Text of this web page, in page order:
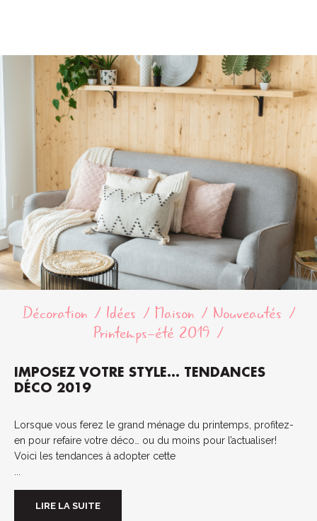
Décoration Idées Maison
Nouveautés
Printemps-été 2019
IMPOSEZ VOTRE STYLE… TENDANCES
DÉCO 2019
Lorsque vous ferez le grand ménage du printemps, profitez-
en pour refaire votre déco… ou du moins pour l’actualiser!
Voici les tendances à adopter cette
LIRE LA SUITE